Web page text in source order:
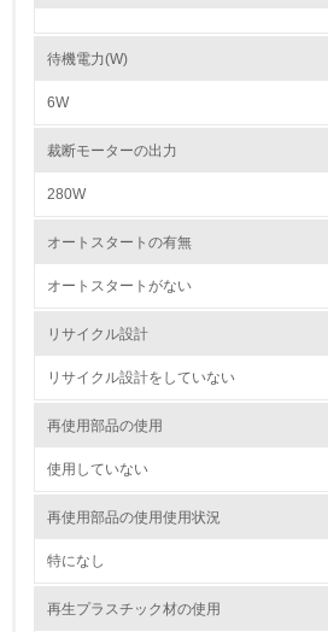
かしている
従業員が環境方針に基づいて自分の業務の
2.環境への取り組み
資源・エネルギー
待機電力(W)
6W
裁断モーターの出力
280W
オートスタートの有無
オートスタートがない
リサイクル設計
リサイクル設計をしていない
再使用部品の使用
使用していない
再使用部品の使用使用状況
特になし
再生プラスチック材の使用